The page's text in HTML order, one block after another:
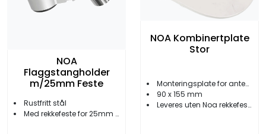
NOA
Flaggstangholder
m/25mm Feste
Rustfritt stål
Med rekkefeste for 25mm rør
NOA Kombinertplate
Stor
Monteringsplate for antenner/lanterner etc.
90 x 155 mm
Leveres uten Noa rekkefeste